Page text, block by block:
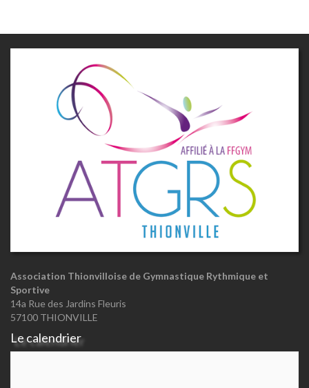
Association Thionvilloise de Gymnastique Rythmique et
Sportive
14a Rue des Jardins Fleuris
57100 THIONVILLE
Le calendrier